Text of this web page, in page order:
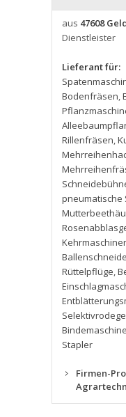
aus 47608
Dienstleister
Lieferant für:
Bodenfräsen,
Rillenfräsen,
pneumatische
Rüttelpflüge,
Stapler
Firmen-